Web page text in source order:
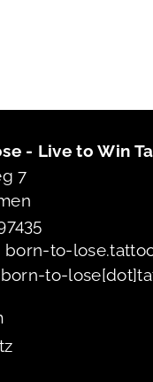
- Live to Win
7
born-to-
to-